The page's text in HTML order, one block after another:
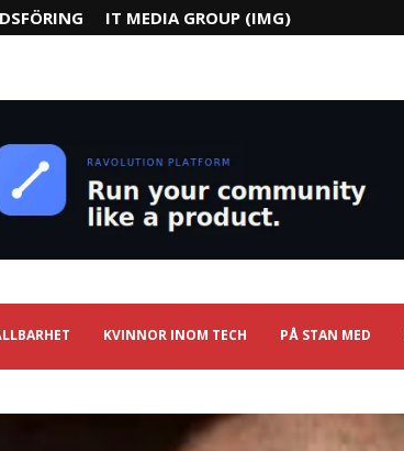
IT MEDIA GROUP (IMG)
KVINNOR INOM TECH PÅ STAN MED